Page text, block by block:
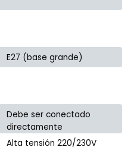
E27 (base grande)
Debe ser conectado
directamente
Alta tensión 220/230V